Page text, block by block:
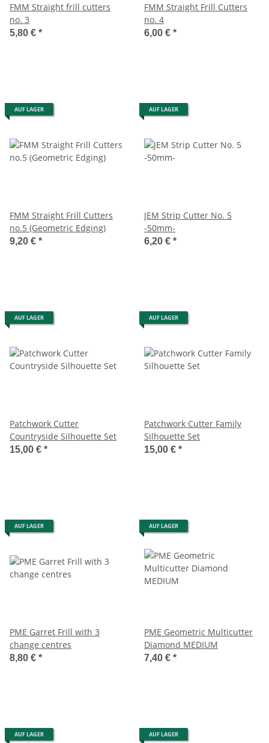
FMM Straight frill cutters
no. 3
5,80 € *
FMM Straight Frill Cutters
no. 4
6,00 € *
AUF LAGER
FMM Straight Frill Cutters
no.5 (Geometric Edging)
9,20 € *
AUF LAGER
JEM Strip Cutter No. 5
-50mm-
6,20 € *
AUF LAGER
Patchwork Cutter
Countryside Silhouette Set
15,00 € *
AUF LAGER
Patchwork Cutter Family
Silhouette Set
15,00 € *
AUF LAGER
PME Garret Frill with 3
change centres
8,80 € *
AUF LAGER
PME Geometric Multicutter
Diamond MEDIUM
7,40 € *
AUF LAGER AUF LAGER